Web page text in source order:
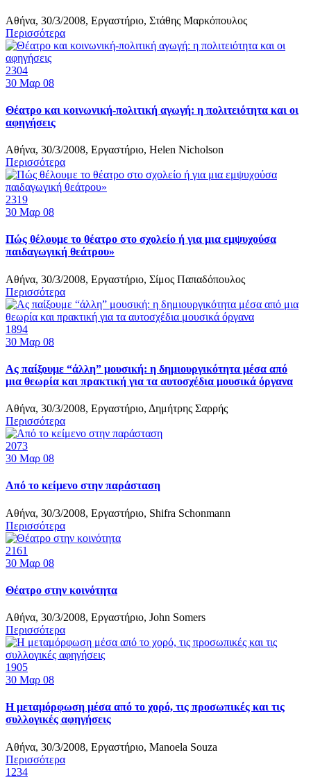
Αθήνα, 30/3/2008, Εργαστήριο, Στάθης Μαρκόπουλος
Περισσότερα
2304
30 Μαρ 08
Θέατρο και κοινωνική-πολιτική αγωγή: η πολιτειότητα και οι
αφηγήσεις
Αθήνα, 30/3/2008, Εργαστήριο, Helen Nicholson
Περισσότερα
2319
30 Μαρ 08
Πώς θέλουμε το θέατρο στο σχολείο ή για μια εμψυχούσα
παιδαγωγική θεάτρου»
Αθήνα, 30/3/2008, Εργαστήριο, Σίμος Παπαδόπουλος
Περισσότερα
1894
30 Μαρ 08
Ας παίξουμε “άλλη” μουσική: η δημιουργικότητα μέσα από
μια θεωρία και πρακτική για τα αυτοσχέδια μουσικά όργανα
Αθήνα, 30/3/2008, Εργαστήριο, Δημήτρης Σαρρής
Περισσότερα
2073
30 Μαρ 08
Από το κείμενο στην παράσταση
Αθήνα, 30/3/2008, Εργαστήριο, Shifra Schonmann
Περισσότερα
2161
30 Μαρ 08
Θέατρο στην κοινότητα
Αθήνα, 30/3/2008, Εργαστήριο, John Somers
Περισσότερα
1905
30 Μαρ 08
Η μεταμόρφωση μέσα από το χορό, τις προσωπικές και τις
συλλογικές αφηγήσεις
Αθήνα, 30/3/2008, Εργαστήριο, Manoela Souza
Περισσότερα
1 234